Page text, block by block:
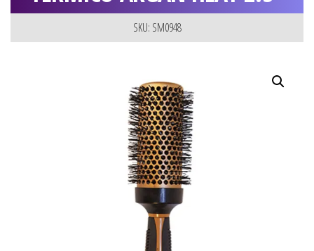
SKU: SM0948